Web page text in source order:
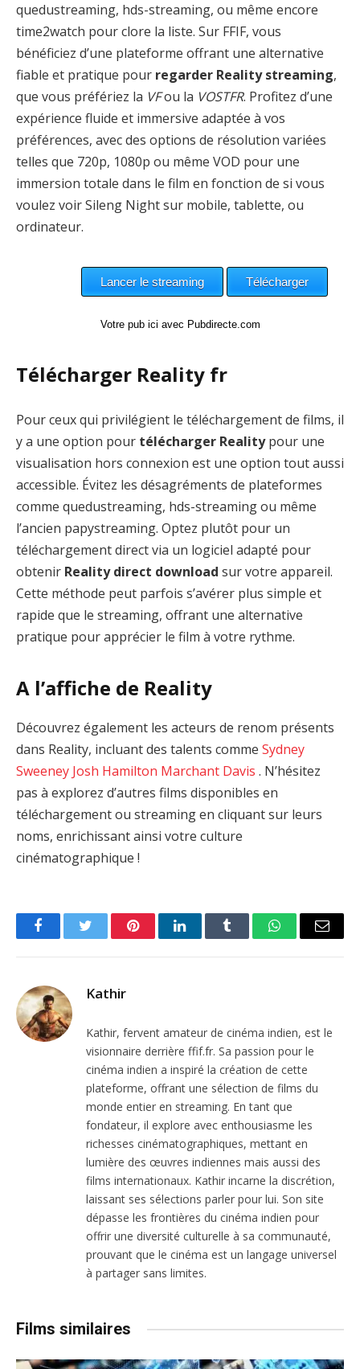
quedustreaming, hds-streaming, ou même encore
time2watch pour clore la liste. Sur FFIF, vous
bénéficiez d’une plateforme offrant une alternative
fiable et pratique pour regarder Reality streaming,
que vous préfériez la VFou la VOSTFR. Profitez d’une
expérience fluide et immersive adaptée à vos
préférences, avec des options de résolution variées
telles que 720p, 1080p ou même VOD pour une
immersion totale dans le film en fonction de si vous
voulez voir Sileng Night sur mobile, tablette, ou
ordinateur.
Votre pub ici avec Pubdirecte.com
Télécharger Reality fr
Pour ceux qui privilégient le téléchargement de films, il
y a une option pour télécharger Realitypour une
visualisation hors connexion est une option tout aussi
accessible. Évitez les désagréments de plateformes
comme quedustreaming, hds-streaming ou même
l’ancien papystreaming. Optez plutôt pour un
téléchargement direct via un logiciel adapté pour
obtenir Reality direct download sur votre appareil.
Cette méthode peut parfois s’avérer plus simple et
rapide que le streaming, offrant une alternative
pratique pour apprécier le film à votre rythme.
A l’affiche de Reality
Découvrez également les acteurs de renom présents
dans Reality, incluant des talents comme Sydney
Sweeney Josh Hamilton Marchant Davis . N’hésitez
pas à explorez d’autres films disponibles en
téléchargement ou streaming en cliquant sur leurs
noms, enrichissant ainsi votre culture
cinématographique !
FacebookTwitter PinterestLinkedInTumblr WhatsAppEmail
Kathir
Kathir, fervent amateur de cinéma indien, est le
visionnaire derrière ffif.fr. Sa passion pour le
cinéma indien a inspiré la création de cette
plateforme, offrant une sélection de films du
monde entier en streaming. En tant que
fondateur, il explore avec enthousiasme les
richesses cinématographiques, mettant en
lumière des œuvres indiennes mais aussi des
films internationaux. Kathir incarne la discrétion,
laissant ses sélections parler pour lui. Son site
dépasse les frontières du cinéma indien pour
offrir une diversité culturelle à sa communauté,
prouvant que le cinéma est un langage universel
à partager sans limites.
Films similaires